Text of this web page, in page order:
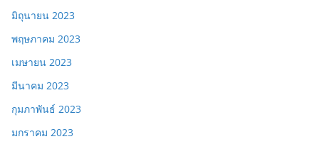
มิถุนายน 2023
พฤษภาคม 2023
เมษายน 2023
มีนาคม 2023
กุมภาพันธ์ 2023
มกราคม 2023